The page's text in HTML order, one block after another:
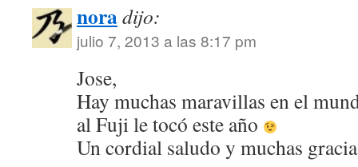
noradijo:
julio 7, 2013 a las 8:17 pm
Jose,
Hay muchas maravillas en el
al Fuji le tocó este año
Un cordial saludo y muchas